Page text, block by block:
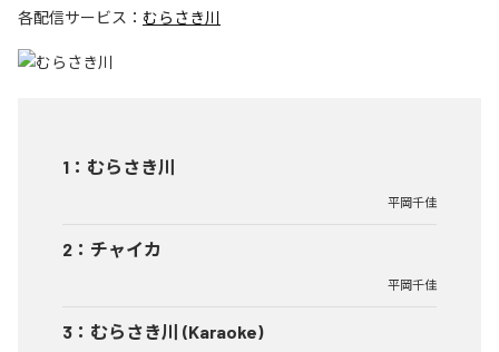
各配信サービス： むらさき川
1 ： むらさき川
平岡千佳
2 ： チャイカ
平岡千佳
3 ： むらさき川 (Karaoke)